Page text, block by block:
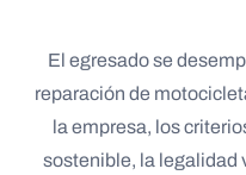
El egresado se
reparación de
la empresa, los
sostenible, la legalidad